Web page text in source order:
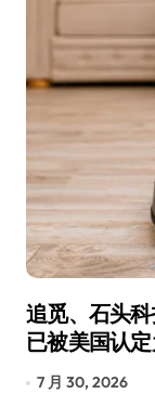
追觅、石头
已被美国认
7 月 30, 2026